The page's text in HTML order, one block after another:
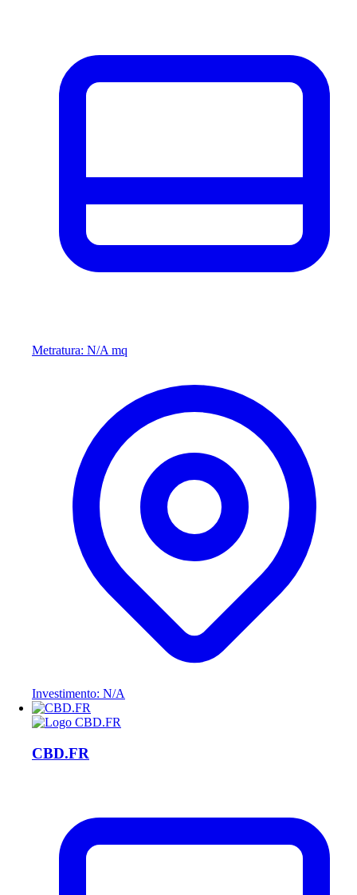
Metratura: N/A mq
Investimento: N/A
CBD.FR